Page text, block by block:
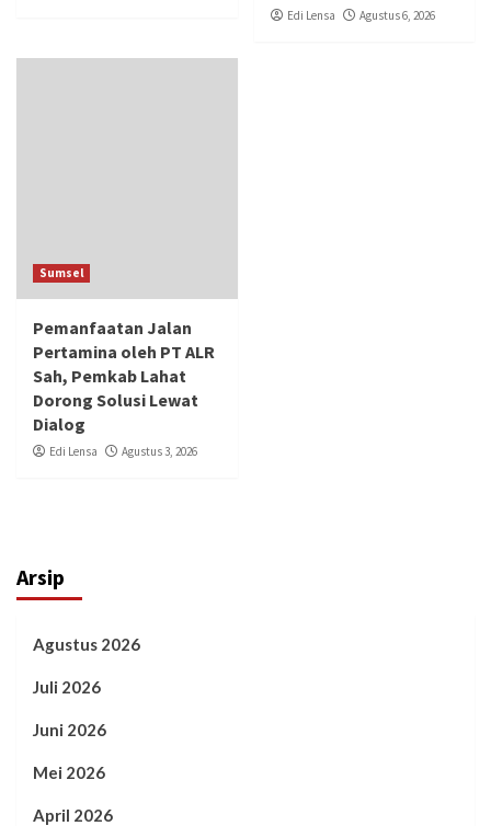
Edi Lensa Agustus 6, 2026
Sumsel
Pemanfaatan Jalan
Pertamina oleh PT ALR
Sah, Pemkab Lahat
Dorong Solusi Lewat
Dialog
Edi Lensa Agustus 3, 2026
Arsip
Agustus 2026
Juli 2026
Juni 2026
Mei 2026
April 2026